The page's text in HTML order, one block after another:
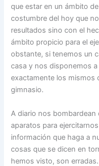
que estar en un ámbito
costumbre del hoy que
resultados sino con el
ámbito propicio para el
obstante, si tenemos un
casa y nos disponemos
exactamente los mismos
gimnasio.
A diario nos
aparatos para
información que haga a
cosas que se dicen en
hemos visto, son erradas.